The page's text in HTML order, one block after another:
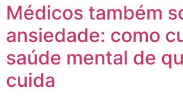
Médicos também
ansiedade: como
saúde mental de
cuida